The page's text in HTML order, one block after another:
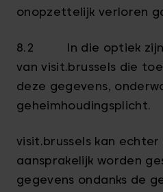
onopzettelijk verloren
8.2 In die optiek zijn
van visit.brussels die
deze gegevens,
geheimhoudingsplicht.
visit.brussels kan echter
aansprakelijk worden
gegevens ondanks de